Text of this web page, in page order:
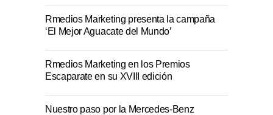
Rmedios Marketing presenta la campaña
‘El Mejor Aguacate del Mundo’
Rmedios Marketing en los Premios
Escaparate en su XVIII edición
Nuestro paso por la Mercedes-Benz